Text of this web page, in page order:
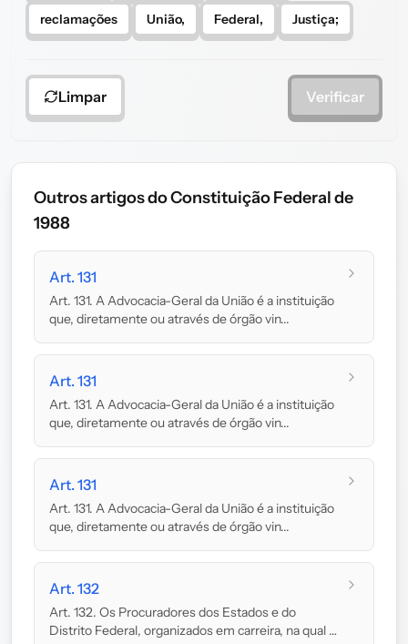
reclamações União, Federal, Justiça;
Limpar Verificar
Outros artigos do Constituição Federal de
1988
Art. 131
Art. 131. A Advocacia-Geral da União é a instituição
que, diretamente ou através de órgão vin...
Art. 131
Art. 131. A Advocacia-Geral da União é a instituição
que, diretamente ou através de órgão vin...
Art. 131
Art. 131. A Advocacia-Geral da União é a instituição
que, diretamente ou através de órgão vin...
Art. 132
Art. 132. Os Procuradores dos Estados e do
Distrito Federal, organizados em carreira, na qual o